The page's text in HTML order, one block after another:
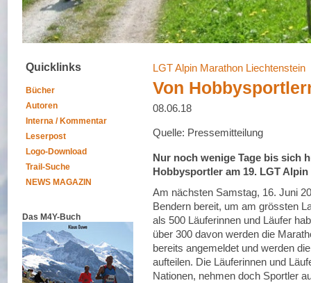
Quicklinks
Bücher
Autoren
Interna / Kommentar
Leserpost
Logo-Download
Trail-Suche
NEWS MAGAZIN
Das M4Y-Buch
LGT Alpin Marathon Liechtenstein
Von
08.06.18
Quelle: Pressemitteilung
Nur noch wenige Tage bis sich
Hobbysportler am 19. LGT
Am nächsten Samstag, 16. Juni
Bendern bereit, um am grössten
als 500 Läuferinnen und Läufer
über 300 davon werden die
bereits angemeldet und werden
aufteilen. Die Läuferinnen und
Nationen, nehmen doch Sportler